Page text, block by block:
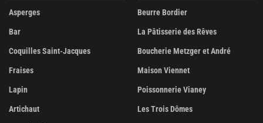
Asperges
Bar
Coquilles Saint-Jacques
Fraises
Lapin
Artichaut
Beurre Bordier
La Pâtisserie des Rêves
Boucherie Metzger et André
Maison Viennet
Poissonnerie Vianey
Les Trois Dômes